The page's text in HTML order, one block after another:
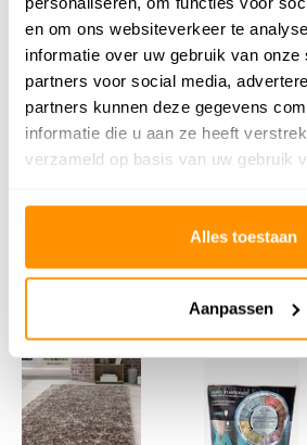
en om ons websiteverkeer te
informatie over uw gebruik van onze
partners voor social media,
partners kunnen deze gegevens
informatie die u aan ze heeft
verzameld op basis van uw gebruik
Alles toestaan
Aanpassen
Gepost door:Ivonop 29 Augustus 2024
Levering snel en goed. Tapijt veel lichter
alsop foto. Mocca is lichter maar al om al
een mooi tapijt. Goede prijs voor
ik
Schrijf je eigen review